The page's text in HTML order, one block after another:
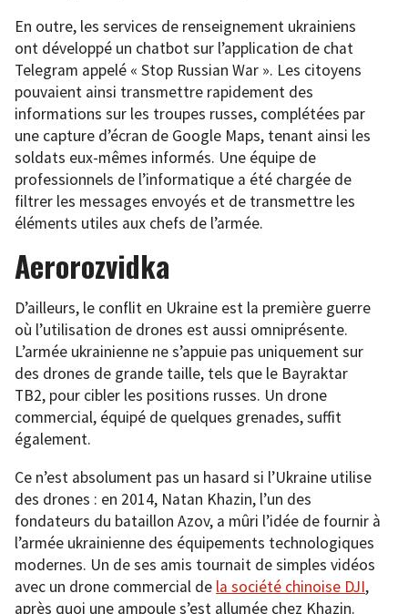
En outre, les services de renseignement ukrainiens
ont développé un chatbot sur l’application de chat
Telegram appelé « Stop Russian War ». Les citoyens
pouvaient ainsi transmettre rapidement des
informations sur les troupes russes, complétées par
une capture d’écran de Google Maps, tenant ainsi les
soldats eux-mêmes informés. Une équipe de
professionnels de l’informatique a été chargée de
filtrer les messages envoyés et de transmettre les
éléments utiles aux chefs de l’armée.
Aerorozvidka
D’ailleurs, le conflit en Ukraine est la première guerre
où l’utilisation de drones est aussi omniprésente.
L’armée ukrainienne ne s’appuie pas uniquement sur
des drones de grande taille, tels que le Bayraktar
TB2, pour cibler les positions russes. Un drone
commercial, équipé de quelques grenades, suffit
également.
Ce n’est absolument pas un hasard si l’Ukraine utilise
des drones : en 2014, Natan Khazin, l’un des
fondateurs du bataillon Azov, a mûri l’idée de fournir à
l’armée ukrainienne des équipements technologiques
modernes. Un de ses amis tournait de simples vidéos
avec un drone commercial de la société chinoise DJI,
après quoi une ampoule s’est allumée chez Khazin.